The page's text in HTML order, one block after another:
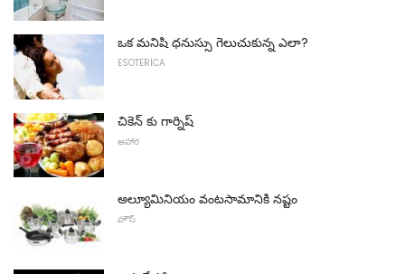
ఒక మనిషి ధనుస్సు గెలుచుకున్న ఎలా?
ESOTERICA
చికెన్ కు గార్నిష్
ఆహార
అల్యూమినియం వంటసామానికి నష్టం
హౌస్